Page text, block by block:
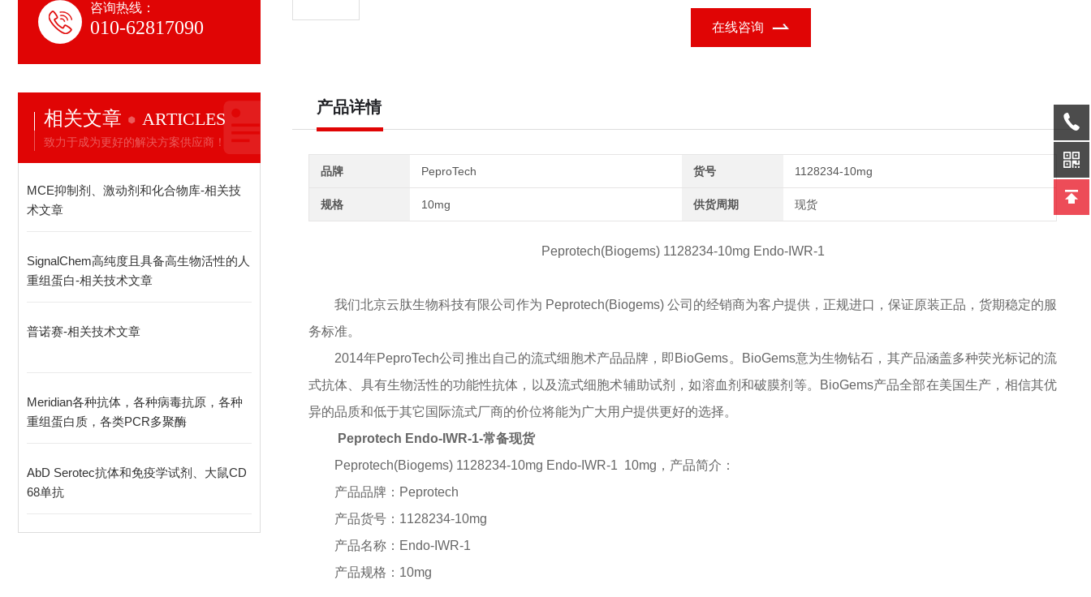
咨询热线：
010-62817090
相关文章 ARTICLES
致力于成为更好的解决方案供应商！
MCE抑制剂、激动剂和化合物库-相关技
术文章
SignalChem高纯度且具备高生物活性的人
重组蛋白-相关技术文章
普诺赛-相关技术文章
Meridian各种抗体，各种病毒抗原，各种
重组蛋白质，各类PCR多聚酶
AbD Serotec抗体和免疫学试剂、大鼠CD
68单抗
在线咨询
产品详情
品牌 PeproTech 货号 1128234-10mg
规格 10mg 供货周期 现货
Peprotech(Biogems) 1128234-10mg Endo-IWR-1
我们北京云肽生物科技有限公司作为 Peprotech(Biogems) 公司的经销商为客户提供，正规进口，保证原装正品，货期稳定的服
务标准。
2014年PeproTech公司推出自己的流式细胞术产品品牌，即BioGems。BioGems意为生物钻石，其产品涵盖多种荧光标记的流
式抗体、具有生物活性的功能性抗体，以及流式细胞术辅助试剂，如溶血剂和破膜剂等。BioGems产品全部在美国生产，相信其优
异的品质和低于其它国际流式厂商的价位将能为广大用户提供更好的选择。
Peprotech Endo-IWR-1-常备现货
Peprotech(Biogems) 1128234-10mg Endo-IWR-1 10mg ， 产品简介：
产品品牌： Peprotech
产品货号： 1128234-10mg
产品名称： Endo-IWR-1
产品规格： 10mg